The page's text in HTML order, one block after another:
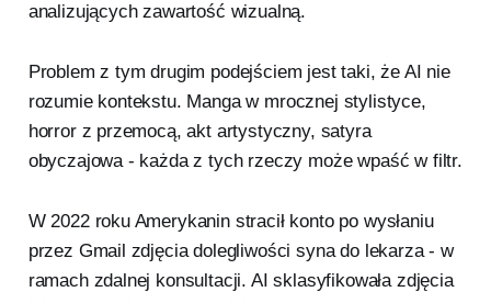
analizujących zawartość wizualną.
Problem z tym drugim podejściem jest taki, że AI nie
rozumie kontekstu. Manga w mrocznej stylistyce,
horror z przemocą, akt artystyczny, satyra
obyczajowa - każda z tych rzeczy może wpaść w filtr.
W 2022 roku Amerykanin stracił konto po wysłaniu
przez Gmail zdjęcia dolegliwości syna do lekarza - w
ramach zdalnej konsultacji. AI sklasyfikowała zdjęcia